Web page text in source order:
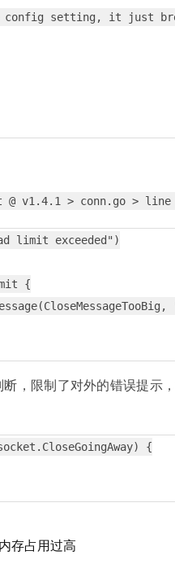
setting, it just
@ v1.4.1 > conn.go > line
limit exceeded")
{
，限制了对外的错误提示
{
存占用过高